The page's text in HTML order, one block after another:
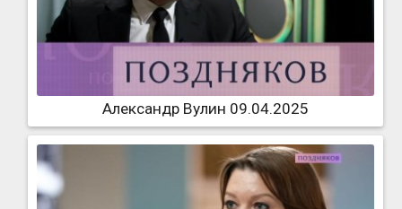
Александр Вулин 09.04.2025